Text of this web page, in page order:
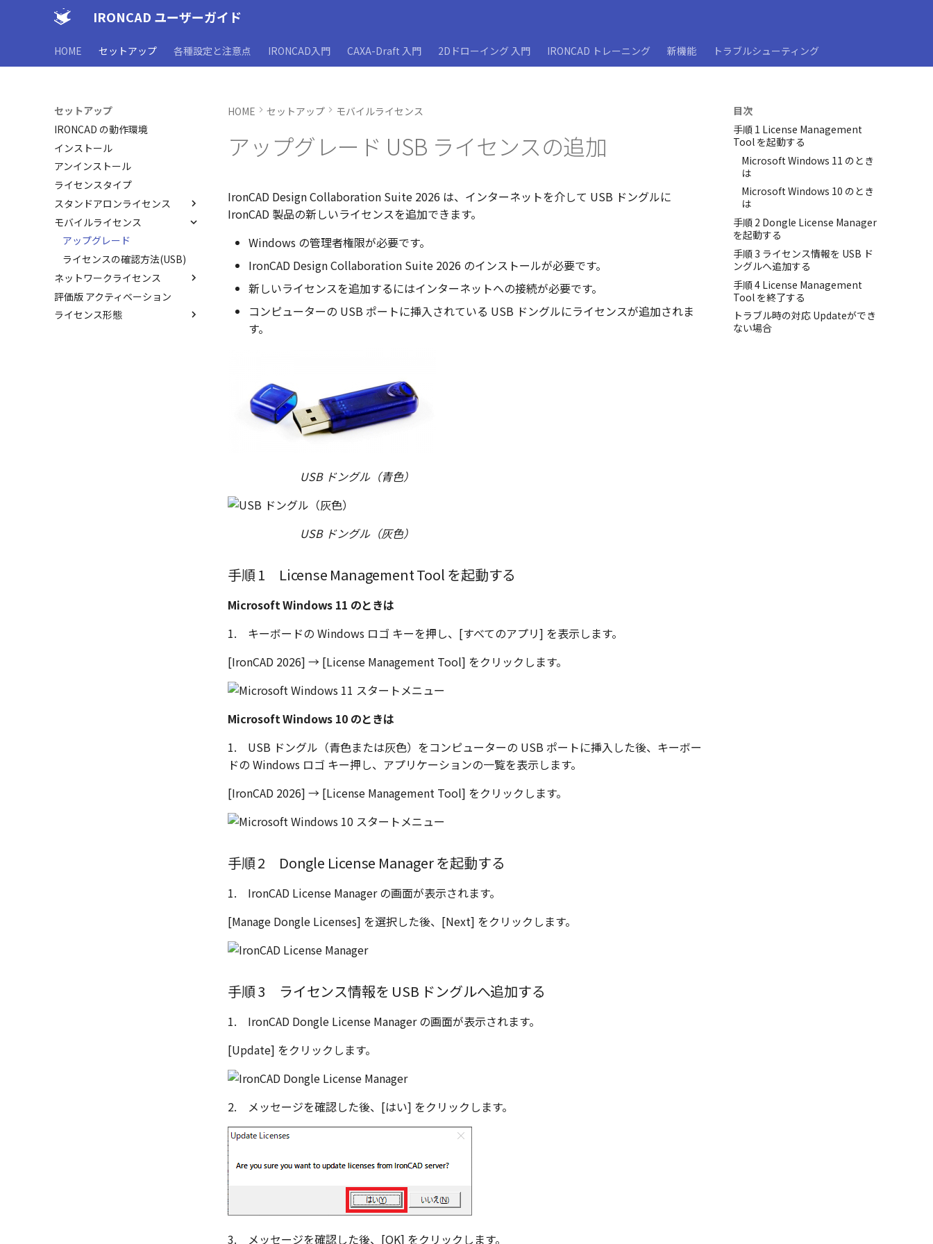
IRONCAD ユーザーガイド
HOME セットアップ 各種設定と注意点 IRONCAD入門 CAXA-Draft 入門 2Dドローイング 入門 IRONCAD トレーニング 新機能 トラブルシューティング
セットアップ
IRONCAD の動作環境
インストール
アンインストール
ライセンスタイプ
スタンドアロンライセンス
アクティベーション
PC移行
ライセンスの確認方法(スタン
ドアロン)
モバイルライセンス
アップグレード
ライセンスの確認方法(USB)
ネットワークライセンス
管理ツールのタイプ
USBタイプ
評価版 アクティベーション
ライセンス形態
目次
手順 1 License Management
Tool を起動する
Microsoft Windows 11 のとき
は
Microsoft Windows 10 のとき
は
手順 2 Dongle License Manager
を起動する
手順 3 ライセンス情報を USB ド
ングルへ追加する
手順 4 License Management
Tool を終了する
トラブル時の対応 Updateができ
ない場合
HOME セットアップ モバイルライセンス
アップグレード USB ライセンスの追加
IronCAD Design Collaboration Suite 2026 は、インターネットを介して USB ドングルに
IronCAD 製品の新しいライセンスを追加できます。
Windows の管理者権限が必要です。
IronCAD Design Collaboration Suite 2026 のインストールが必要です。
新しいライセンスを追加するにはインターネットへの接続が必要です。
コンピューターの USB ポートに挿入されている USB ドングルにライセンスが追加されま
す。
USB ドングル（青色）
USB ドングル（灰色）
手順 1 License Management Tool を起動する
Microsoft Windows 11 のときは
1. キーボードの Windows ロゴ キーを押し、[すべてのアプリ] を表示します。
[IronCAD 2026] → [License Management Tool] をクリックします。
Microsoft Windows 10 のときは
1. USB ドングル（青色または灰色）をコンピューターの USB ポートに挿入した後、キーボー
ドの Windows ロゴ キー押し、アプリケーションの一覧を表示します。
[IronCAD 2026] → [License Management Tool] をクリックします。
手順 2 Dongle License Manager を起動する
1. IronCAD License Manager の画面が表示されます。
[Manage Dongle Licenses] を選択した後、[Next] をクリックします。
手順 3 ライセンス情報を USB ドングルへ追加する
1. IronCAD Dongle License Manager の画面が表示されます。
[Update] をクリックします。
2. メッセージを確認した後、[はい] をクリックします。
3. メッセージを確認した後、[OK] をクリックします。